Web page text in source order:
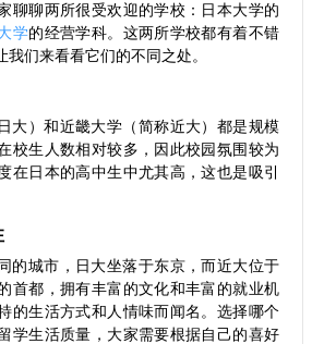
聊聊两所很受欢迎的学校：日本大学的
学的经营学科。这两所学校都有着不错
们来看看它们的不同之处。
大）和近畿大学（简称近大）都是规模
校生人数相对较多，因此校园氛围较为
在日本的高中生中尤其高，这也是吸引
的城市，日大坐落于东京，而近大位于
首都，拥有丰富的文化和丰富的就业机
的生活方式和人情味而闻名。选择哪个
学生活质量，大家需要根据自己的喜好